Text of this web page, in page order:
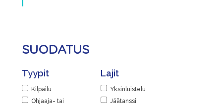
SUODATUS
Tyypit
Kilpailu
Ohjaaja- tai
Lajit
Yksinluistelu
Jäätanssi